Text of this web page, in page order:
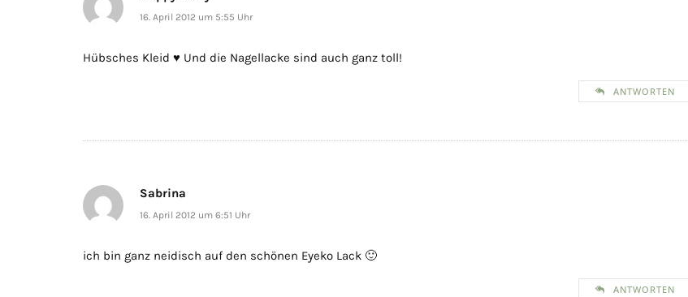
16. April 2012 um 5:55 Uhr
Hübsches Kleid ♥ Und die Nagellacke sind auch ganz toll!
ANTWORTEN
Sabrina
16. April 2012 um 6:51 Uhr
ich bin ganz neidisch auf den schönen Eyeko Lack 🙂
ANTWORTEN